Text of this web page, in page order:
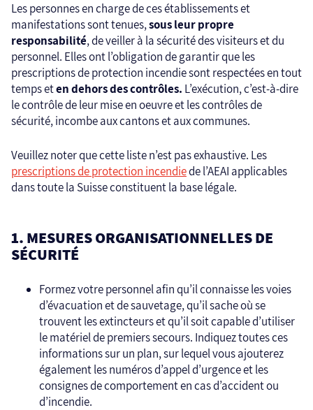
Les personnes en charge de ces établissements et
manifestations sont tenues,sous leur propre
responsabilité, de veiller à la sécurité des visiteurs et du
personnel. Elles ont l’obligation de garantir que les
prescriptions de protection incendie sont respectées en tout
temps eten dehors des contrôles. L’exécution, c’est-à-dire
le contrôle de leur mise en oeuvre et les contrôles de
sécurité, incombe aux cantons et aux communes.
Veuillez noter que cette liste n’est pas exhaustive. Les
prescriptions de protection incendiede l’AEAI applicables
dans toute la Suisse constituent la base légale.
1. MESURES ORGANISATIONNELLES DE
SÉCURITÉ
Formez votre personnel afin qu’il connaisse les voies
d’évacuation et de sauvetage, qu’il sache où se
trouvent les extincteurs et qu’il soit capable d’utiliser
le matériel de premiers secours. Indiquez toutes ces
informations sur un plan, sur lequel vous ajouterez
également les numéros d’appel d’urgence et les
consignes de comportement en cas d’accident ou
d’incendie.